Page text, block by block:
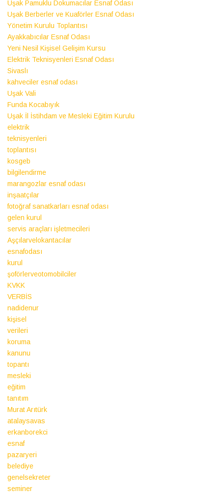
Uşak Pamuklu Dokumacılar Esnaf Odası
Uşak Berberler ve Kuaförler Esnaf Odası
Yönetim Kurulu Toplantısı
Ayakkabıcılar Esnaf Odası
Yeni Nesil Kişisel Gelişim Kursu
Elektrik Teknisyenleri Esnaf Odası
Sivaslı
kahveciler esnaf odası
Uşak Vali
Funda Kocabıyık
Uşak İl İstihdam ve Mesleki Eğitim Kurulu
elektrik
teknisyenleri
toplantısı
kosgeb
bilgilendirme
marangozlar esnaf odası
inşaatçılar
fotoğraf sanatkarları esnaf odası
gelen kurul
servis araçları işletmecileri
Aşçılarvelokantacılar
esnafodası
kurul
şoförlerveotomobilciler
KVKK
VERBİS
nadidenur
kişisel
verileri
koruma
kanunu
topantı
mesleki
eğitim
tanıtım
Murat Arıtürk
atalaysavas
erkanborekci
esnaf
pazaryeri
belediye
genelsekreter
seminer